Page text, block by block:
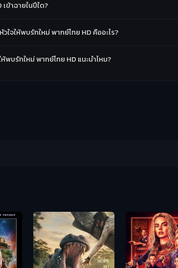
ข้าฉายในปีใด?
จให้พบรักใหม่ พากย์ไทย HD คืออะไร?
บรักใหม่ พากย์ไทย HD แนะนำไหม?